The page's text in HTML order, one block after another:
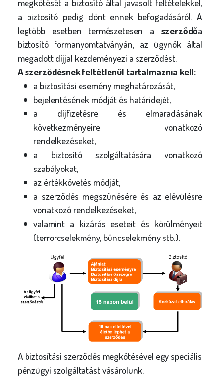
megkötését a biztosító által javasolt feltételekkel,
a biztosító pedig dönt ennek befogadásáról. A
legtöbb esetben természetesen aszerződőa
biztosító formanyomtatványán, az ügynök által
megadott díjjal kezdeményezi a szerződést.
A szerződésnek feltétlenül tartalmaznia kell:
a biztosítási esemény meghatározását,
bejelentésének módját és határidejét,
a díjfizetésre és elmaradásának
következményeire vonatkozó
rendelkezéseket,
a biztosító szolgáltatására vonatkozó
szabályokat,
az értékkövetés módját,
a szerződés megszűnésére és az elévülésre
vonatkozó rendelkezéseket,
valamint a kizárás eseteit és körülményeit
(terrorcselekmény, bűncselekmény stb.).
A biztosítási szerződés megkötésével egy speciális
pénzügyi szolgáltatást vásárolunk.